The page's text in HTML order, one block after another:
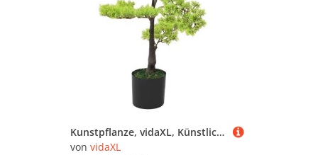
Gummibäume (2.662)
Zimmerbrunnen (2.215)
Zugluftstopper (27.172)
Kunstpflanze, vidaXL, Künstlicher Bonsai Zypresse mit Topf 60 cm Grün
von vidaXL